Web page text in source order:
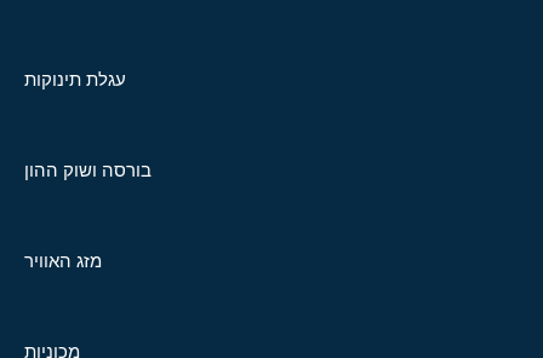
עגלת תינוקות
בורסה ושוק ההון
מזג האוויר
מכוניות